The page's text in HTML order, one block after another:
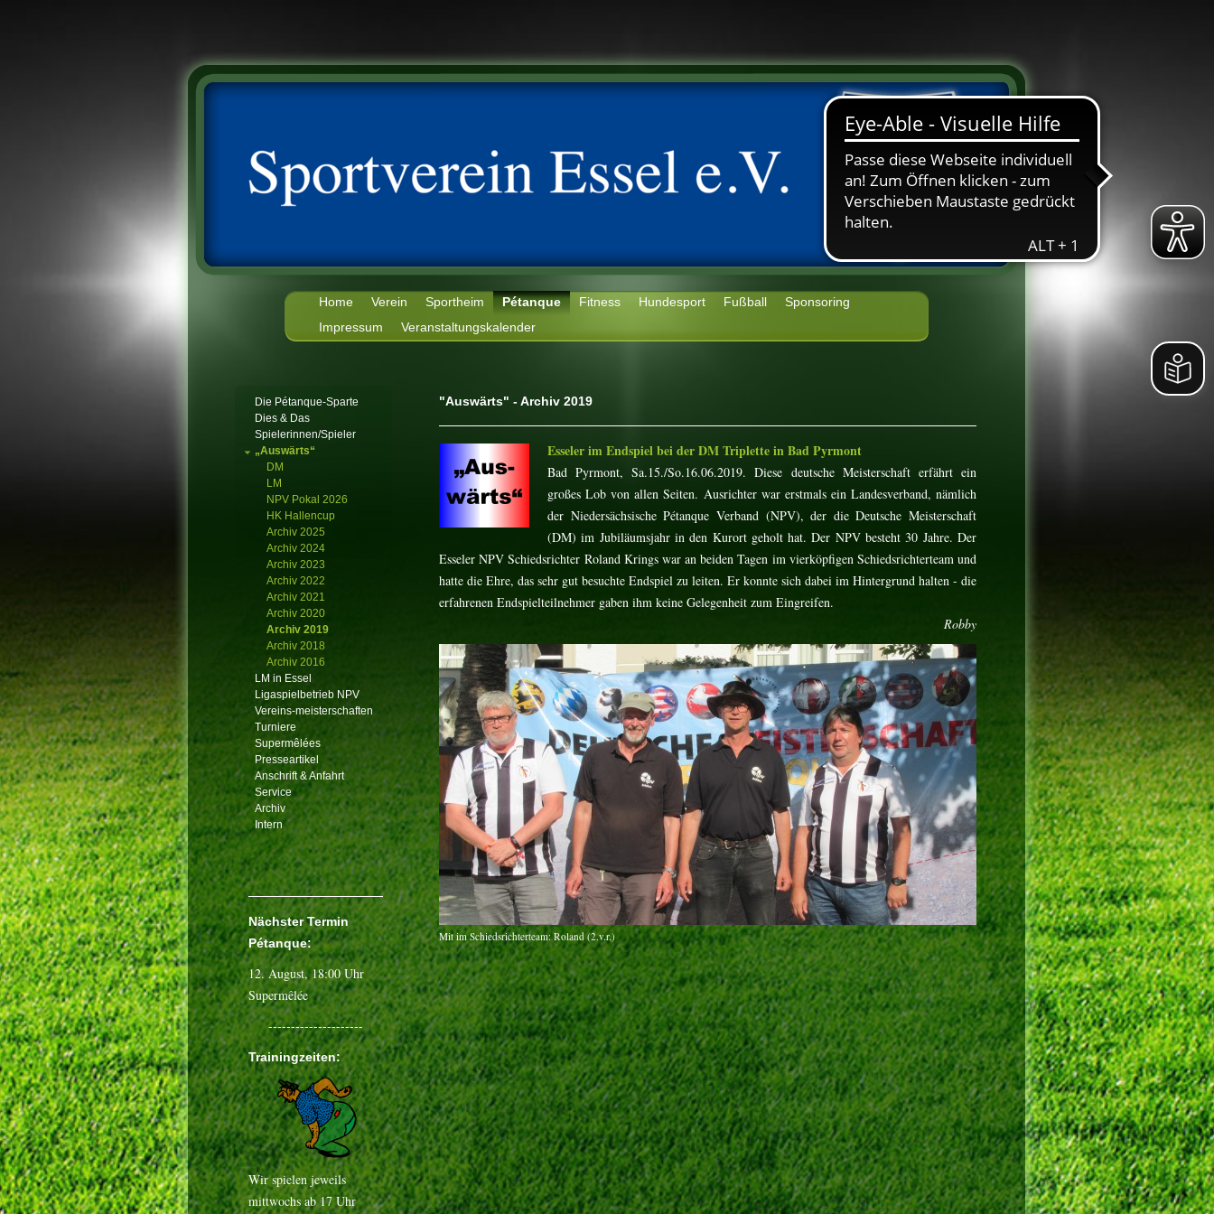
Home Verein Sportheim Pétanque Fitness Hundesport Fußball
Sponsoring
Impressum
Veranstaltungskalender
"Auswärts" - Archiv 2019
Esseler im Endspiel bei der DM Triplette in Bad Pyrmont
Bad Pyrmont, Sa.15./So.16.06.2019. Diese deutsche Meisterschaft erfährt ein
großes Lob von allen Seiten. Ausrichter war erstmals ein Landesverband, nämlich
der Niedersächsische Pétanque Verband (NPV), der die Deutsche Meisterschaft
(DM) im Jubiläumsjahr in den Kurort geholt hat. Der NPV besteht 30 Jahre. Der
Esseler NPV Schiedsrichter Roland Krings war an beiden Tagen im vierköpfigen Schiedsrichterteam und
hatte die Ehre, das sehr gut besuchte Endspiel zu leiten. Er konnte sich dabei im Hintergrund halten - die
erfahrenen Endspielteilnehmer gaben ihm keine Gelegenheit zum Eingreifen.
Robby
Mit im Schiedsrichterteam: Roland (2.v.r.)
Die Pétanque-Sparte
Dies & Das
Spielerinnen/Spieler
„Auswärts“
DM
LM
NPV Pokal 2026
HK Hallencup
Archiv 2025
Archiv 2024
Archiv 2023
Archiv 2022
Archiv 2021
Archiv 2020
Archiv 2019
Archiv 2018
Archiv 2016
LM in Essel
Ligaspielbetrieb NPV
Vereins-meisterschaften
Turniere
Supermêlées
Presseartikel
Anschrift & Anfahrt
Service
Archiv
Intern
Nächster Termin
Pétanque:
12. August, 18:00 Uhr
Supermêlée
---------------------
Trainingzeiten:
Wir spielen jeweils
mittwochs ab 17 Uhr